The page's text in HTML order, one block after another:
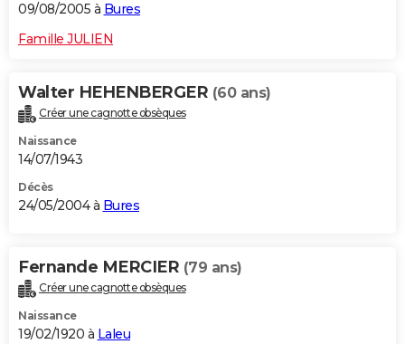
09/08/2005 à Bures
Famille JULIEN
Walter HEHENBERGER (60 ans)
Créer une cagnotte obsèques
Naissance
14/07/1943
Décès
24/05/2004 à Bures
Fernande MERCIER (79 ans)
Créer une cagnotte obsèques
Naissance
19/02/1920 à Laleu